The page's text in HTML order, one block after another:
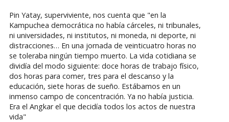
Pin Yatay, superviviente, nos cuenta que "en la
Kampuchea democrática no había cárceles, ni tribunales,
ni universidades, ni institutos, ni moneda, ni deporte, ni
distracciones… En una jornada de veinticuatro horas no
se toleraba ningún tiempo muerto. La vida cotidiana se
dividía del modo siguiente: doce horas de trabajo físico,
dos horas para comer, tres para el descanso y la
educación, siete horas de sueño. Estábamos en un
inmenso campo de concentración. Ya no había justicia.
Era el Angkar el que decidía todos los actos de nuestra
vida"